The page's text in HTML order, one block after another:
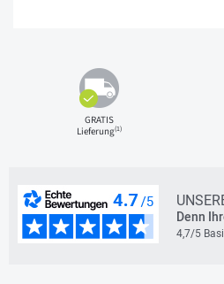
GRATIS
Lieferung(1)
Denn
4,7/5